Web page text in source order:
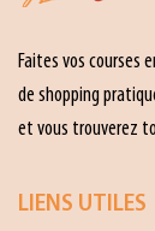
Faites vos courses
de shopping
et vous trouverez
LIENS UTILES